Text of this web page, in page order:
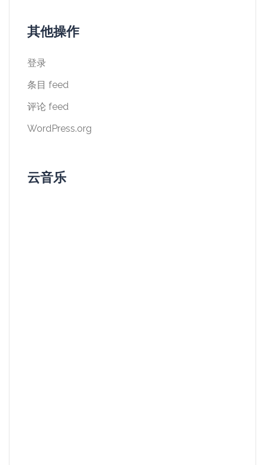
其他操作
登录
条目 feed
评论 feed
WordPress.org
云音乐